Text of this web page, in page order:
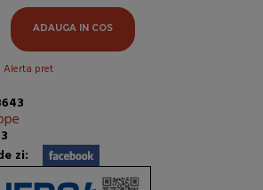
ADAUGA IN COS
Alerta pret
zi: